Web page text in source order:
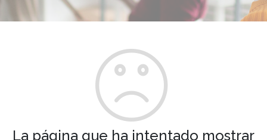
La página que ha intentado mostrar